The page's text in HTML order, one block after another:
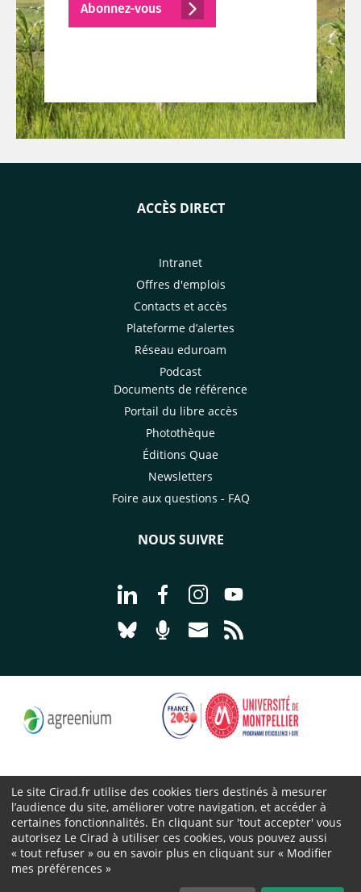
Abonnez-vous
ACCÈS DIRECT
Intranet
Offres d'emplois
Contacts et accès
Plateforme d’alertes
Réseau eduroam
Podcast
Documents de référence
Portail du libre accès
Photothèque
Éditions Quae
Newsletters
Foire aux questions - FAQ
NOUS SUIVRE
Aller à la page Nous suivre sur
Aller à la page Nous suivre sur
Aller à la page Nous
Aller à la page
Aller à la page Nous suivre sur
Aller à la page Nourrir le
Aller à la page Nous
Cirad 2026 ©
Mentions légales
Protection des données personnelles
Le site Cirad.fr utilise des cookies tiers destinés à mesurer
l’audience du site, améliorer votre navigation, et accéder à
certaines fonctionnalités. En cliquant sur 'tout accepter' vous
autorisez Le Cirad à utiliser ces cookies, vous pouvez aussi
« tout refuser » ou en savoir plus en cliquant sur « Modifier
mes préférences »